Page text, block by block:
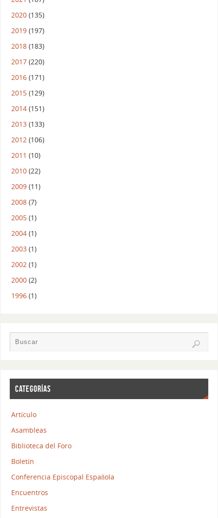
2020(135)
2019(197)
2018(183)
2017(220)
2016(171)
2015(129)
2014(151)
2013(133)
2012(106)
2011 (10)
2010(22)
2009(11)
2008(7)
2005(1)
2004(1)
2003(1)
2002(1)
2000(2)
1996(1)
CATEGORÍAS
Artículo
Asambleas
Biblioteca del Foro
Boletín
Conferencia Episcopal Española
Encuentros
Entrevistas